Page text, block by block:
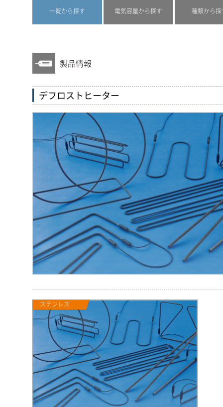
一覧から探す 電気容量から探す 種類から探
製品情報
デフロストヒーター
ステンレス